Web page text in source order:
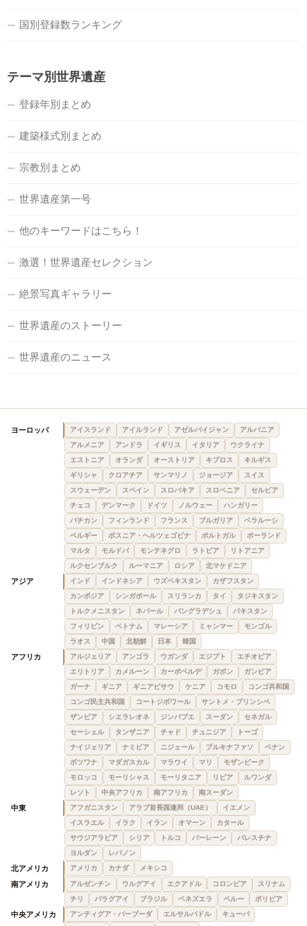
国別登録数ランキング
テーマ別世界遺産
登録年別まとめ
建築様式別まとめ
宗教別まとめ
世界遺産第一号
他のキーワードはこちら！
激選！世界遺産セレクション
絶景写真ギャラリー
世界遺産のストーリー
世界遺産のニュース
ヨーロッパ アイスランド アイルランド アゼルバイジャン
アルバニア
アルメニア
アンドラ イギリス イタリア
ウクライナ
エストニア
オランダ オーストリア キプロス
キルギス
ギリシャ
クロアチア サンマリノ ジョージア
スイス
スウェーデン
スペイン スロバキア スロベニア
セルビア
チェコ
デンマーク ドイツ ノルウェー
ハンガリー
バチカン
フィンランド フランス ブルガリア
ベラルーシ
ベルギー
ボスニア・ヘルツェゴビナ ポルトガル
ポーランド
マルタ
モルドバ モンテネグロ ラトビア
リトアニア
ルクセンブルク
ルーマニア ロシア 北マケドニア
アジア インド インドネシア ウズベキスタン
カザフスタン
カンボジア
シンガポール スリランカ タイ
タジキスタン
トルクメニスタン
ネパール バングラデシュ
パキスタン
フィリピン
ベトナム マレーシア ミャンマー
モンゴル
ラオス
中国 北朝鮮 日本 韓国
アフリカ アルジェリア アンゴラ ウガンダ エジプト
エチオピア
エリトリア
カメルーン カーボベルデ ガボン
ガンビア
ガーナ
ギニア ギニアビサウ ケニア コモロ
コンゴ共和国
コンゴ民主共和国
コートジボワール
サントメ・プリンシペ
ザンビア
シエラレオネ ジンバブエ スーダン
セネガル
セーシェル
タンザニア チャド チュニジア
トーゴ
ナイジェリア
ナミビア ニジェール ブルキナファソ
ベナン
ボツワナ
マダガスカル マラウイ マリ
モザンビーク
モロッコ
モーリシャス モーリタニア リビア
ルワンダ
レソト
中央アフリカ 南アフリカ 南スーダン
中東 アフガニスタン アラブ首長国連邦（UAE）
イエメン
イスラエル
イラク イラン オマーン
カタール
サウジアラビア
シリア トルコ バーレーン
パレスチナ
ヨルダン
レバノン
北アメリカ アメリカ カナダ メキシコ
南アメリカ アルゼンチン ウルグアイ エクアドル コロンビア
スリナム
チリ
パラグアイ ブラジル ベネズエラ ペルー ボリビア
中央アメリカ アンティグア・バーブーダ エルサルバドル
キューバ